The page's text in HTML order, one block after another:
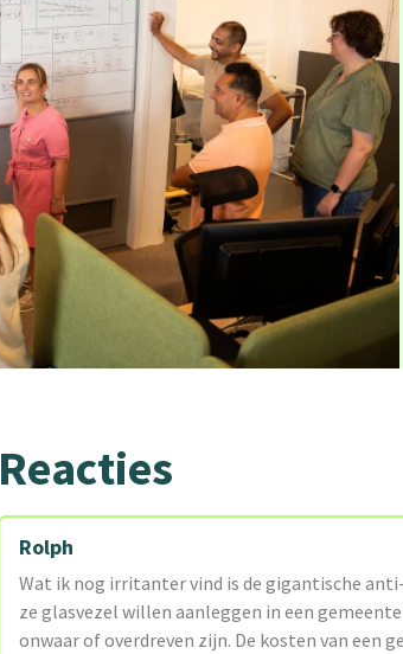
Reacties
Rolph
Wat ik nog irritanter vind is de gigantische
ze glasvezel willen aanleggen in een
onwaar of overdreven zijn. De kosten van een